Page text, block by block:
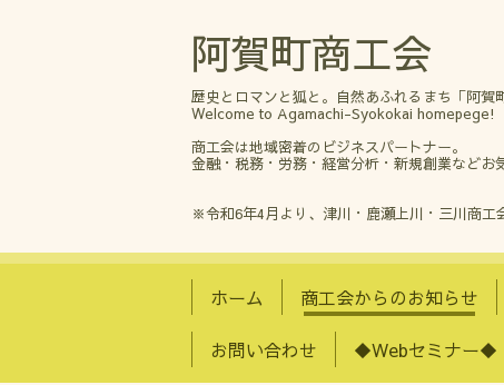
阿賀町商工会
歴史とロマンと狐と。自然あふれるまち「阿賀
Welcome to Agamachi-Syokokai homepege!
商工会は地域密着のビジネスパートナー。
金融・税務・労務・経営分析・新規創業などお
※令和6年4月より、津川・鹿瀬上川・三川商
ホーム 商工会からのお知らせ
お問い合わせ ◆Webセミナー◆